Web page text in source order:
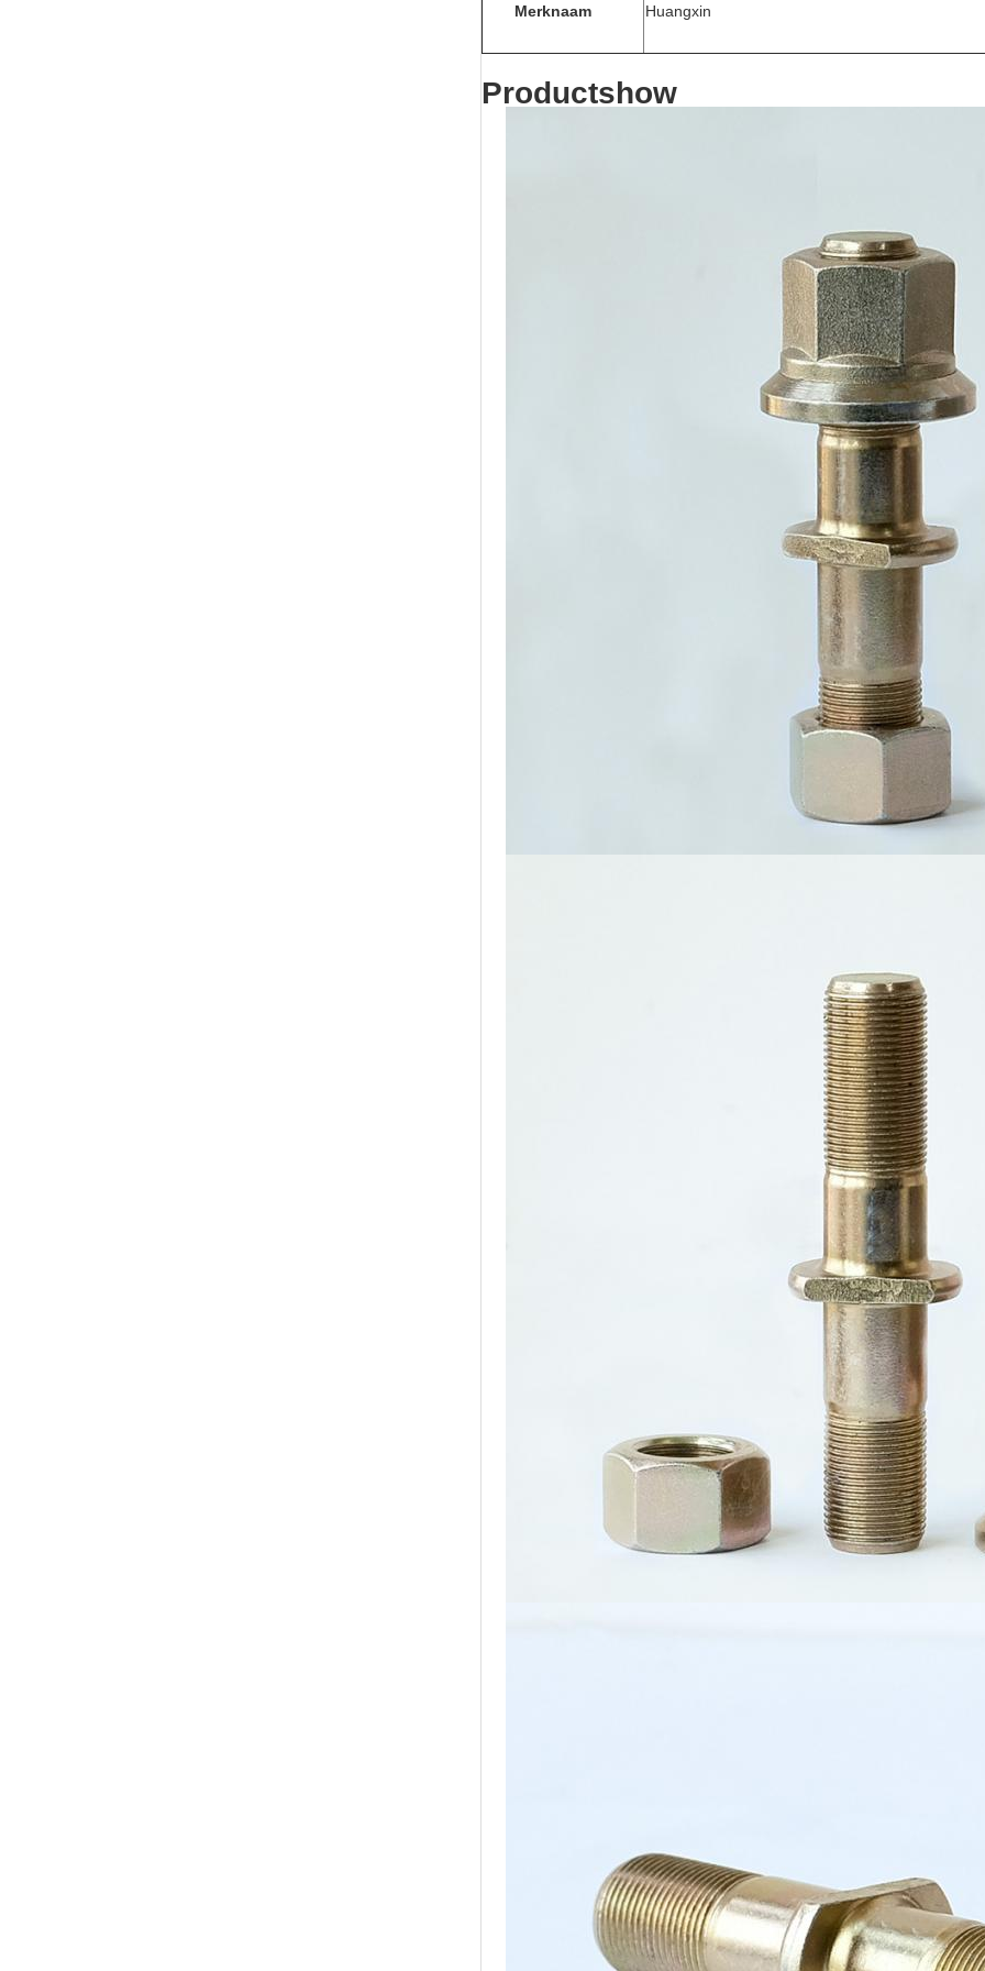
Merknaam Huangxin
Productshow